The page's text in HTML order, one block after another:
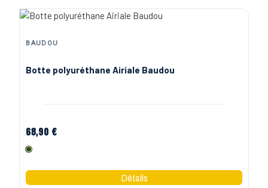
BAUDOU
Botte polyuréthane Airiale Baudou
68,90 €
Olive